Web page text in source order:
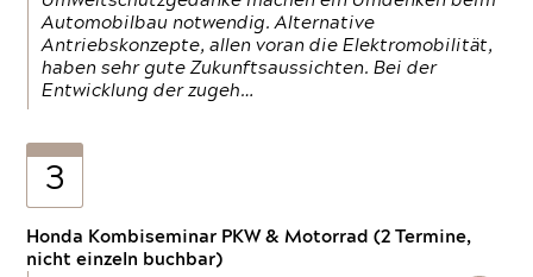
Automobilbau notwendig. Alternative
Antriebskonzepte, allen voran die Elektromobilität,
haben sehr gute Zukunftsaussichten. Bei der
Entwicklung der zugeh…
3
Honda Kombiseminar PKW & Motorrad (2 Termine,
nicht einzeln buchbar)